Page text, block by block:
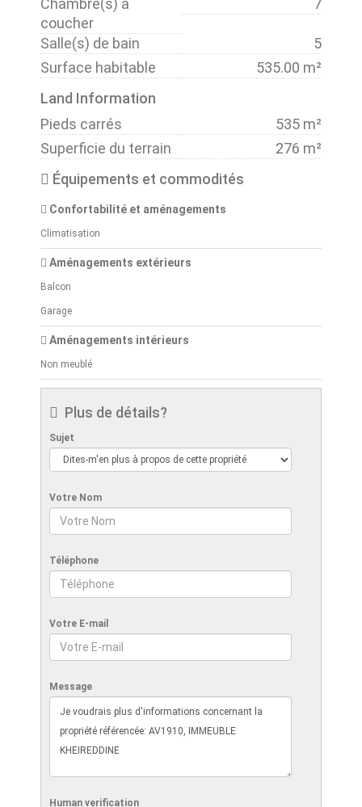
Chambre(s) à
coucher
7
Salle(s) de bain
5
Surface habitable
535.00 m²
Land Information
Pieds carrés
535 m²
Superficie du terrain
276 m²
Équipements et commodités
Confortabilité et aménagements
Climatisation
Aménagements extérieurs
Balcon
Garage
Aménagements intérieurs
Non meublé
Plus de détails?
Sujet
Votre Nom
Téléphone
Votre E-mail
Message
Human verification